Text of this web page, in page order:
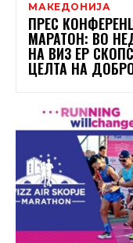
МАКЕДОНИЈА
ПРЕС
МАРАТОН: ВО
НА ВИЗ ЕР
ЦЕЛТА НА